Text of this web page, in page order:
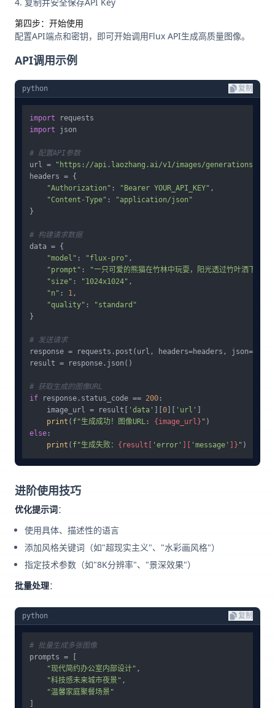
第四步：开始使用
配置API端点和密钥，即可开始调用Flux API生成高质量图像。
API调用示例
python 复制
import
import json
# 配置API参数
url =
"https://api.laozhang.ai/v1/images/generations"
headers = {
"Authorization" : "Bearer YOUR_API_KEY" ,
"Content-Type" :
"application/json"
}
# 构建请求数据
data = {
"model" : "flux-pro" ,
"prompt" :
"一只可爱的熊猫在竹林中玩耍，阳光透过竹叶洒下斑驳
"size" : "1024x1024" ,
"n" : 1 ,
"quality" :
"standard"
}
# 发送请求
response = requests.post(url, headers=headers, json=data)
result = response.json()
# 获取生成的图像URL
if response.status_code == 200 :
    image_url = result[
'data' ][0][ 'url' ]
print ( f"生成成功！图像URL: {image_url} "
else :
print ( f"生成失败： {result[ 'error' ][ 'message' ]} "
进阶使用技巧
优化提示词：
使用具体、描述性的语言
添加风格关键词（如"超现实主义"、"水彩画风格"）
指定技术参数（如"8K分辨率"、"景深效果"）
批量处理：
python 复制
# 批量生成多张图像
prompts = [
"现代简约办公室内部设计" ,
"科技感未来城市夜景" ,
"温馨家庭聚餐场景"
]